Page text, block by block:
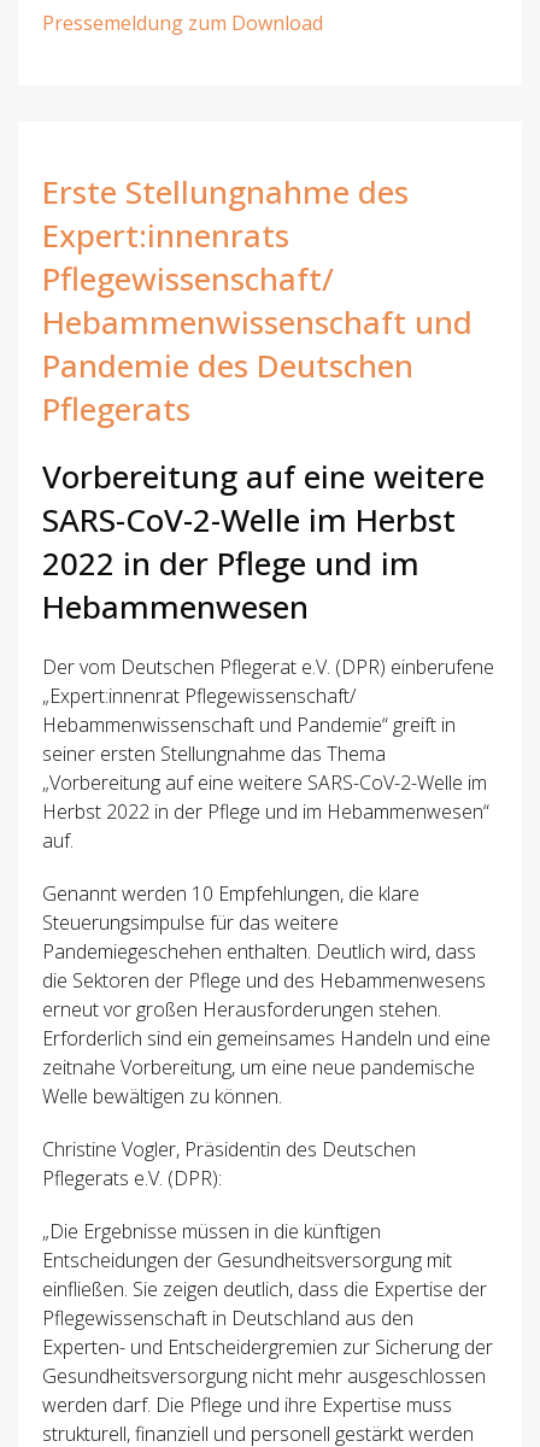
Pressemeldung zum Download
Erste Stellungnahme des
Expert:innenrats
Pflegewissenschaft/
Hebammenwissenschaft und
Pandemie des Deutschen
Pflegerats
Vorbereitung auf eine weitere
SARS-CoV-2-Welle im Herbst
2022 in der Pflege und im
Hebammenwesen
Der vom Deutschen Pflegerat e.V. (DPR) einberufene
„Expert:innenrat Pflegewissenschaft/
Hebammenwissenschaft und Pandemie“ greift in
seiner ersten Stellungnahme das Thema
„Vorbereitung auf eine weitere SARS-CoV-2-Welle im
Herbst 2022 in der Pflege und im Hebammenwesen“
auf.
Genannt werden 10 Empfehlungen, die klare
Steuerungsimpulse für das weitere
Pandemiegeschehen enthalten. Deutlich wird, dass
die Sektoren der Pflege und des Hebammenwesens
erneut vor großen Herausforderungen stehen.
Erforderlich sind ein gemeinsames Handeln und eine
zeitnahe Vorbereitung, um eine neue pandemische
Welle bewältigen zu können.
Christine Vogler, Präsidentin des Deutschen
Pflegerats e.V. (DPR):
„Die Ergebnisse müssen in die künftigen
Entscheidungen der Gesundheitsversorgung mit
einfließen. Sie zeigen deutlich, dass die Expertise der
Pflegewissenschaft in Deutschland aus den
Experten- und Entscheidergremien zur Sicherung der
Gesundheitsversorgung nicht mehr ausgeschlossen
werden darf. Die Pflege und ihre Expertise muss
strukturell, finanziell und personell gestärkt werden